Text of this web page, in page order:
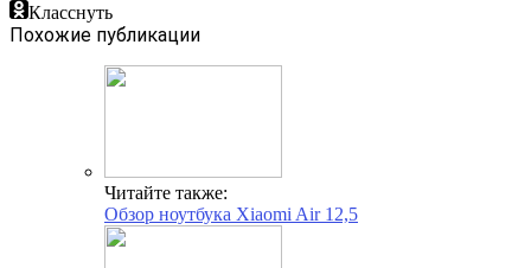
Класснуть
Похожие публикации
Читайте также:
Обзор ноутбука Xiaomi Air 12,5